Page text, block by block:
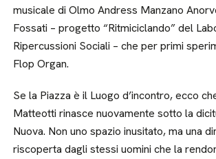
musicale di Olmo Andress Manzano
Fossati – progetto “Ritmiciclando” del
Ripercussioni Sociali – che per primi
Flop Organ.
Se la Piazza è il Luogo d’incontro, ecco
Matteotti rinasce nuovamente sotto la
Nuova. Non uno spazio inusitato, ma una
riscoperta dagli stessi uomini che la